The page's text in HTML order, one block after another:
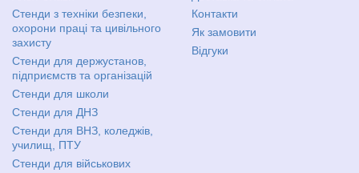
Стенди з техніки безпеки,
охорони праці та цивільного
захисту
Стенди для держустанов,
підприємств та організацій
Стенди для школи
Стенди для ДНЗ
Стенди для ВНЗ, коледжів,
училищ, ПТУ
Стенди для військових
Контакти
Як замовити
Відгуки